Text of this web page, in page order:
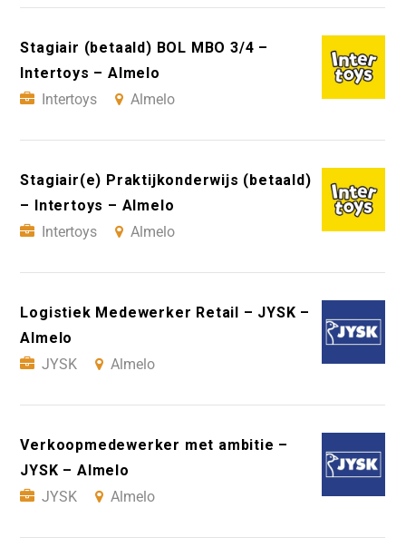
Stagiair (betaald) BOL MBO 3/4 –
Intertoys – Almelo
Intertoys
Almelo
Stagiair(e) Praktijkonderwijs (betaald)
– Intertoys – Almelo
Intertoys
Almelo
Logistiek Medewerker Retail – JYSK –
Almelo
JYSK
Almelo
Verkoopmedewerker met ambitie –
JYSK – Almelo
JYSK
Almelo